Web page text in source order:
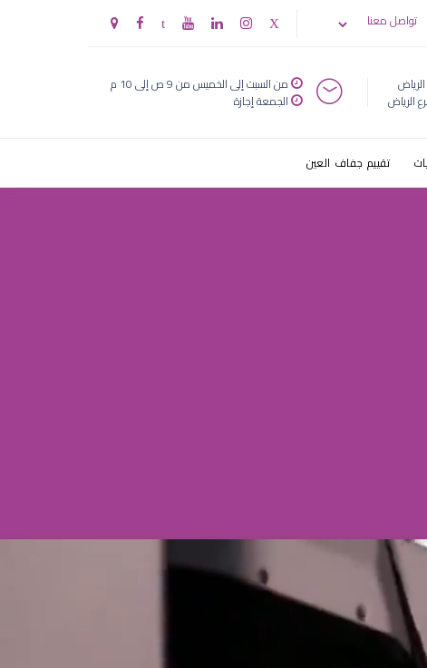
2 تواصل معنا
الرياض
من السبت إلى الخميس من 9 ص إلى 10 م
الجمعة إجازة
تقييم جفاف العين